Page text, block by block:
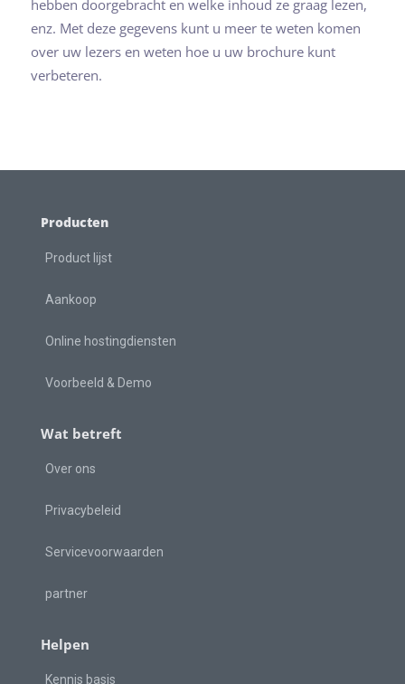
hebben doorgebracht en welke inhoud ze graag lezen,
enz. Met deze gegevens kunt u meer te weten komen
over uw lezers en weten hoe u uw brochure kunt
verbeteren.
Producten
Product lijst
Aankoop
Online hostingdiensten
Voorbeeld & Demo
Wat betreft
Over ons
Privacybeleid
Servicevoorwaarden
partner
Helpen
Kennis basis